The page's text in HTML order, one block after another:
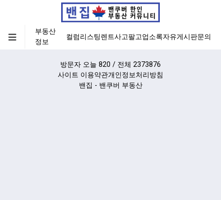
부동산
정보
컬럼리스팅렌트사고팔고업소록자유게시판문의
방문자 오늘 820 / 전체 2373876
사이트 이용약관개인정보처리방침
밴집 - 밴쿠버 부동산